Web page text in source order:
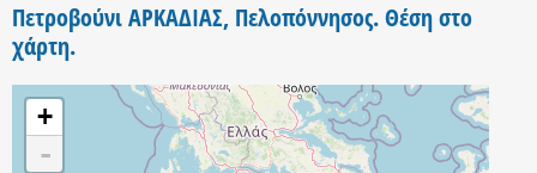
Πετροβούνι ΑΡΚΑΔΙΑΣ, Πελοπόννησος. Θέση στο
χάρτη.
+
-